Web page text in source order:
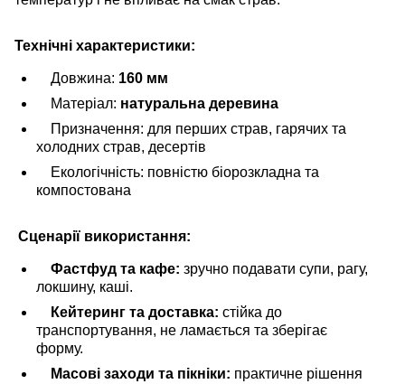
Технічні характеристики:
Довжина: 160 мм
Матеріал: натуральна деревина
Призначення: для перших страв, гарячих та
холодних страв, десертів
Екологічність: повністю біорозкладна та
компостована
Сценарії використання:
Фастфуд та кафе: зручно подавати супи, рагу,
локшину, каші.
Кейтеринг та доставка: стійка до
транспортування, не ламається та зберігає
форму.
Масові заходи та пікніки: практичне рішення